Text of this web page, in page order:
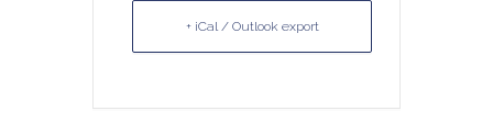
+ iCal / Outlook export